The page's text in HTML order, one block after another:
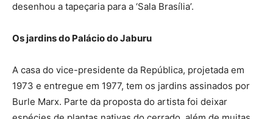
desenhou a tapeçaria para a ‘Sala Brasília’.
Os jardins do Palácio do Jaburu
A casa do vice-presidente da República, projetada em
1973 e entregue em 1977, tem os jardins assinados por
Burle Marx. Parte da proposta do artista foi deixar